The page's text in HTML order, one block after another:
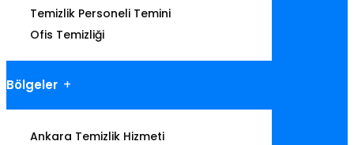
Temizlik Personeli Temini
Ofis Temizliği
Bölgeler
Ankara Temizlik Hizmeti